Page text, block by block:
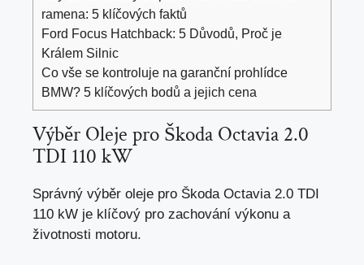
ramena: 5 klíčových faktů
Ford Focus Hatchback: 5 Důvodů, Proč je
Králem Silnic
Co vše se kontroluje na garanční prohlídce
BMW? 5 klíčových bodů a jejich cena
Výběr Oleje pro Škoda Octavia 2.0
TDI 110 kW
Správný výběr oleje pro Škoda Octavia 2.0 TDI
110 kW je klíčový pro zachování výkonu a
životnosti motoru.